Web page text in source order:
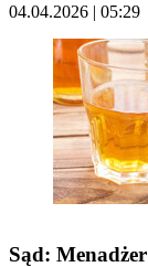
04.04.2026 | 05:29
Sąd: